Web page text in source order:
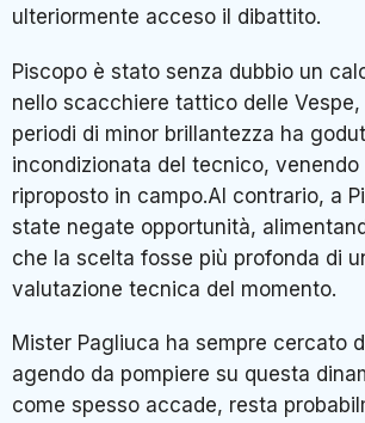
ulteriormente acceso il dibattito.
Piscopo è stato senza dubbio un
nello scacchiere tattico delle
periodi di minor brillantezza ha
incondizionata del tecnico,
riproposto in campo.Al contrario, a
state negate opportunità,
che la scelta fosse più profonda di
valutazione tecnica del momento.
Mister Pagliuca ha sempre cercato
agendo da pompiere su questa
come spesso accade, resta